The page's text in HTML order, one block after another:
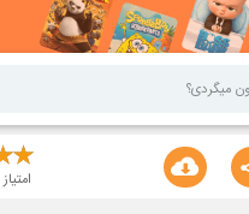
امتیاز